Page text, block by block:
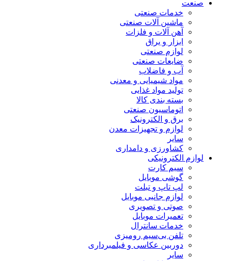
صنعت
خدمات صنعتی
ماشین آلات صنعتی
آهن آلات و فلزات
ابزار و یراق
لوازم صنعتی
ضایعات صنعتی
آب و فاضلاب
مواد شیمیایی و معدنی
تولید مواد غذایی
بسته بندی کالا
اتوماسیون صنعتی
برق و الکترونیک
لوازم و تجهیزات معدن
سایر
کشاورزی و دامداری
لوازم الکترونیکی
سیم کارت
گوشی موبایل
لپ تاپ و تبلت
لوازم جانبی موبایل
صوتی و تصویری
تعمیرات موبایل
خدمات سانترال
تلفن بی‌سیم رومیزی
دوربین عکاسی و فیلمبرداری
سایر